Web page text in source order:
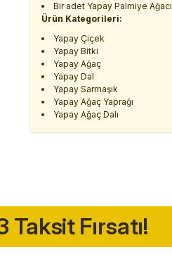
Bir adet Yapay Palmiye Ağacı
Ürün Kategorileri:
Yapay Çiçek
Yapay Bitki
Yapay Ağaç
Yapay Dal
Yapay Sarmaşık
Yapay Ağaç Yaprağı
Yapay Ağaç Dalı
Taksit Fırsatı!